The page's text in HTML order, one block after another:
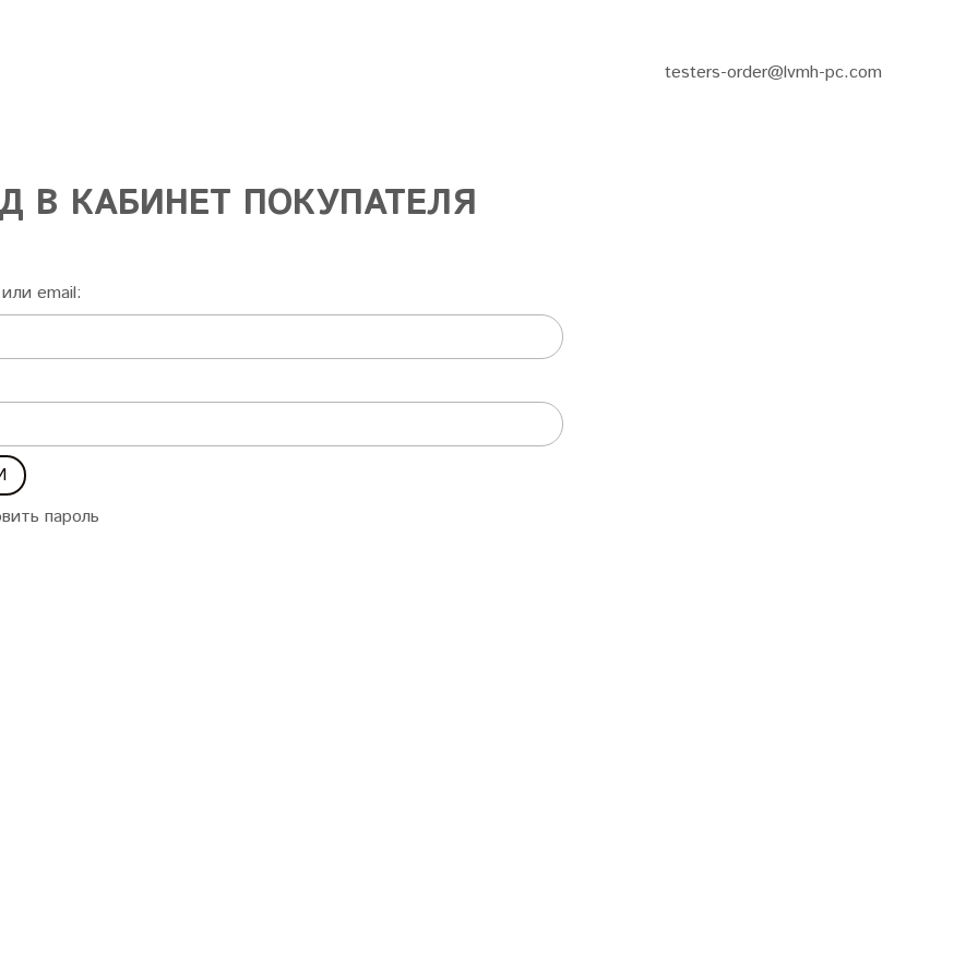
testers-order@lvmh-pc.com
В КАБИНЕТ ПОКУПАТЕЛЯ
email:
пароль